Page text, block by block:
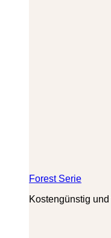
Forest Serie
Kostengünstig und